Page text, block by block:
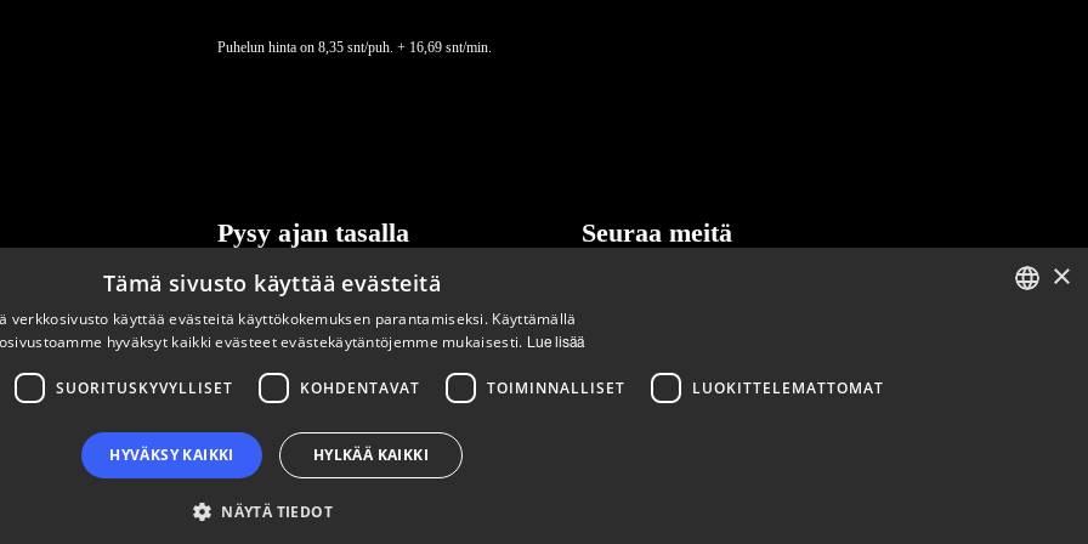
Puhelun hinta on 8,35 snt/puh. + 16,69 snt/min.
Pysy ajan tasalla
Tilaa uutiskirjeemme
Seuraa meitä
×
Tämä sivusto käyttää evästeitä
verkkosivusto käyttää evästeitä käyttökokemuksen parantamiseksi. Käyttämällä
hyväksyt kaikki evästeet evästekäytäntöjemme mukaisesti. Lue lisää
SUORITUSKYVYLLISET KOHDENTAVAT TOIMINNALLISET LUOKITTELEMATTOMAT
HYVÄKSY KAIKKI HYLKÄÄ KAIKKI
NÄYTÄ TIEDOT